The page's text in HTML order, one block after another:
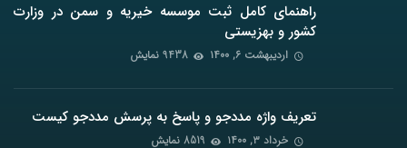
راهنمای کامل ثبت موسسه خیریه و سمن در وزارت
کشور و بهزیستی
اردیبهشت ۶, ۱۴۰۰ 9438 نمایش
تعریف واژه مددجو و پاسخ به پرسش مددجو کیست
خرداد ۳, ۱۴۰۰ 8519 نمایش